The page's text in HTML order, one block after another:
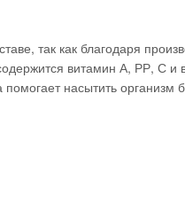
так как благодаря
витамин А, РР, С
насытить